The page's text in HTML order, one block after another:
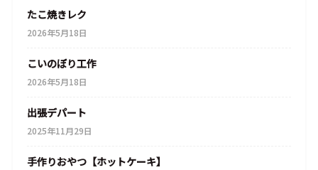
たこ焼きレク
2026年5月18日
こいのぼり工作
2026年5月18日
出張デパート
2025年11月29日
手作りおやつ【ホットケーキ】